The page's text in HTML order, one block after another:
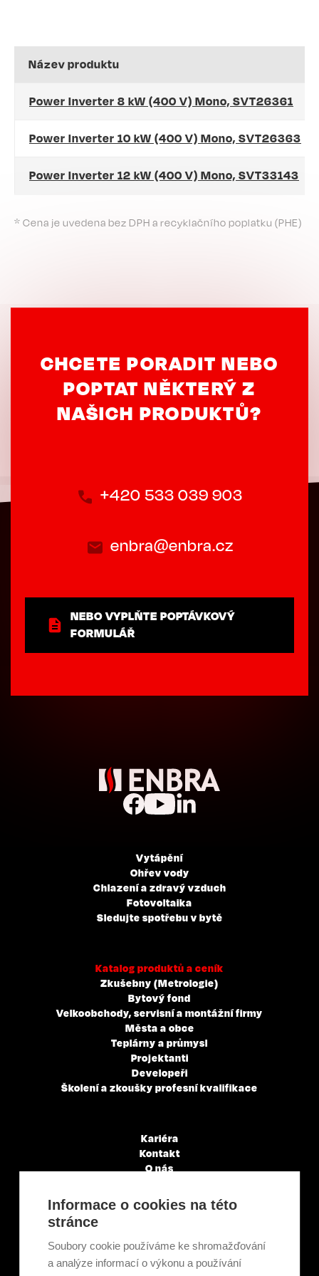
Název produktu
Power Inverter 8 kW (400 V) Mono, SVT26361
Power Inverter 10 kW (400 V) Mono, SVT26363
Power Inverter 12 kW (400 V) Mono, SVT33143
* Cena je uvedena bez DPH a recyklačního poplatku (PHE)
CHCETE PORADIT NEBO
POPTAT NĚKTERÝ Z
NAŠICH PRODUKTŮ?
+420 533 039 903
enbra@enbra.cz
NEBO VYPLŇTE POPTÁVKOVÝ
FORMULÁŘ
Vytápění
Ohřev vody
Chlazení a zdravý vzduch
Fotovoltaika
Sledujte spotřebu v bytě
Katalog produktů a ceník
Zkušebny (Metrologie)
Bytový fond
Velkoobchody, servisní a montážní firmy
Města a obce
Teplárny a průmysl
Projektanti
Developeři
Školení a zkoušky profesní kvalifikace
Kariéra
Kontakt
O nás
Články a novinky
GDPR & Cookies
Ekologická recyklace
Projekty EU
Intranet - Přihlášení
Informace o cookies na této
stránce
Soubory cookie používáme ke shromažďování
a analýze informací o výkonu a používání